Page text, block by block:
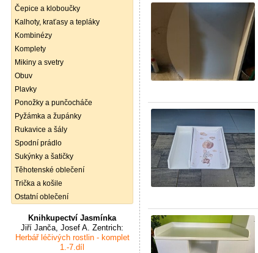
Čepice a kloboučky
Kalhoty, kraťasy a tepláky
Kombinézy
Komplety
Mikiny a svetry
Obuv
Plavky
Ponožky a punčocháče
Pyžámka a župánky
Rukavice a šály
Spodní prádlo
Sukýnky a šatičky
Těhotenské oblečení
Trička a košile
Ostatní oblečení
Knihkupectví Jasmínka
Jiří Janča, Josef A. Zentrich:
Herbář léčivých rostlin - komplet
1.-7.díl